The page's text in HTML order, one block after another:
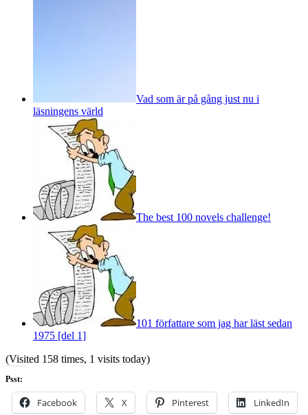
Vad som är på gång just nu i
läsningens värld
The best 100 novels challenge!
101 författare som jag har läst sedan
1975 [del 1]
(Visited 158 times, 1 visits today)
Psst:
Facebook X Pinterest LinkedIn